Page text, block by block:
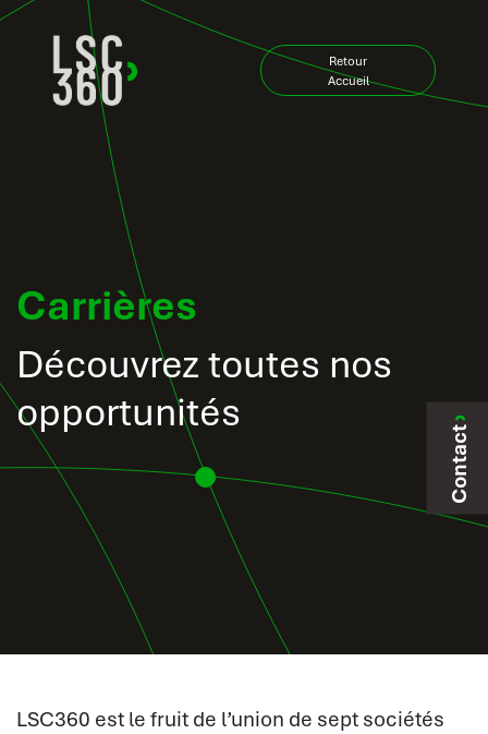
Skip to Content
Retour
Accueil
Carrières
Découvrez toutes nos
opportunités
Contact
LSC360 est le fruit de l’union de sept sociétés